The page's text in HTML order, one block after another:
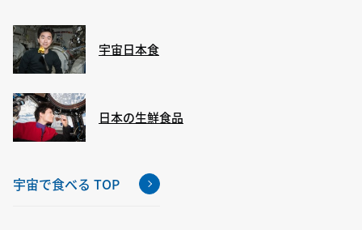
宇宙日本食
日本の生鮮食品
宇宙で食べる TOP